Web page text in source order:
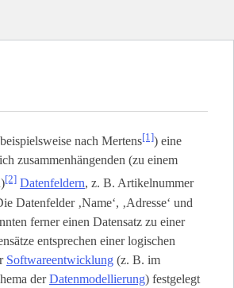
nach Mertens[1]) eine
zusammenhängenden (zu einem
[2] Datenfeldern, z. B. Artikelnummer
Datenfelder ‚Name‘, ‚Adresse‘ und
ferner einen Datensatz zu einer
entsprechen einer logischen
Softwareentwicklung (z. B. im
derDatenmodellierung) festgelegt